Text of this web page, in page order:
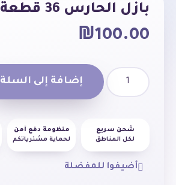
بازل الحارس 36 قطعة
₪100.00
إضافة إلى السلة
شحن سريع
لكل المناطق
منظومة دفع آمن
لحماية مشترياتكم
أضيفوا للمفضلة